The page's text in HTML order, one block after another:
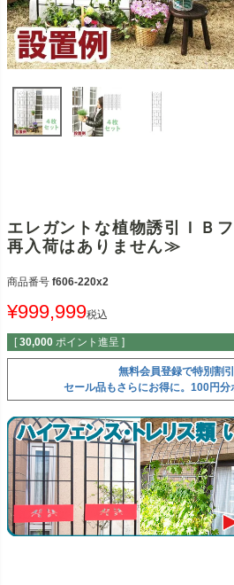
エレガントな植物誘引Ｉ
再入荷はありません≫
商品番号 f606-220x2
¥999,999税込
[ 30,000 ポイント進呈 ]
無料会員登録で特別割
セール品もさらにお得に。100円